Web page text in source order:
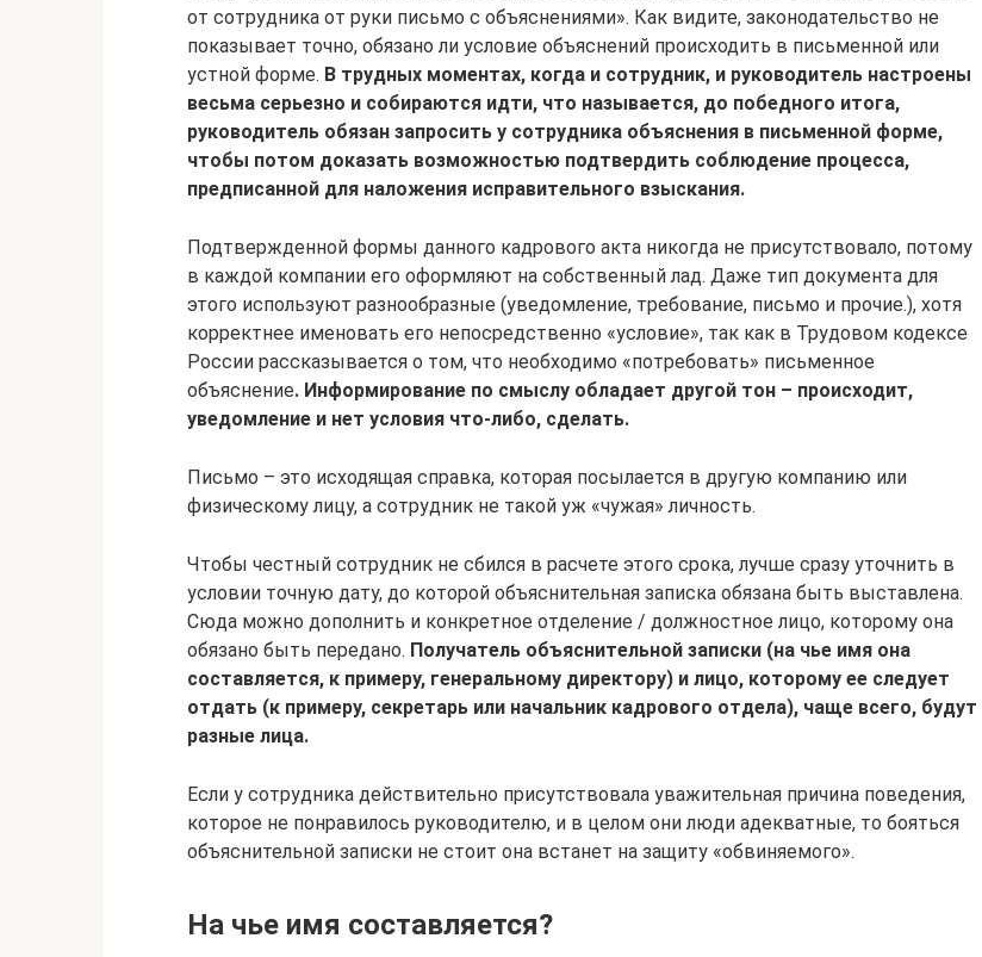
от сотрудника от руки письмо с объяснениями». Как видите, законодательство не
показывает точно, обязано ли условие объяснений происходить в письменной или
устной форме. В трудных моментах, когда и сотрудник, и руководитель настроены
весьма серьезно и собираются идти, что называется, до победного итога,
руководитель обязан запросить у сотрудника объяснения в письменной форме,
чтобы потом доказать возможностью подтвердить соблюдение процесса,
предписанной для наложения исправительного взыскания.
Подтвержденной формы данного кадрового акта никогда не присутствовало, потому
в каждой компании его оформляют на собственный лад. Даже тип документа для
этого используют разнообразные (уведомление, требование, письмо и прочие.), хотя
корректнее именовать его непосредственно «условие», так как в Трудовом кодексе
России рассказывается о том, что необходимо «потребовать» письменное
объяснение. Информирование по смыслу обладает другой тон – происходит,
уведомление и нет условия что-либо, сделать.
Письмо – это исходящая справка, которая посылается в другую компанию или
физическому лицу, а сотрудник не такой уж «чужая» личность.
Чтобы честный сотрудник не сбился в расчете этого срока, лучше сразу уточнить в
условии точную дату, до которой объяснительная записка обязана быть выставлена.
Сюда можно дополнить и конкретное отделение / должностное лицо, которому она
обязано быть передано. Получатель объяснительной записки (на чье имя она
составляется, к примеру, генеральному директору) и лицо, которому ее следует
отдать (к примеру, секретарь или начальник кадрового отдела), чаще всего, будут
разные лица.
Если у сотрудника действительно присутствовала уважительная причина поведения,
которое не понравилось руководителю, и в целом они люди адекватные, то бояться
объяснительной записки не стоит она встанет на защиту «обвиняемого».
На чье имя составляется?